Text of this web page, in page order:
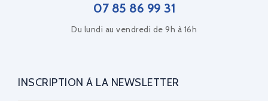
07 85 86 99 31
Du lundi au vendredi de 9h à 16h
INSCRIPTION À LA NEWSLETTER